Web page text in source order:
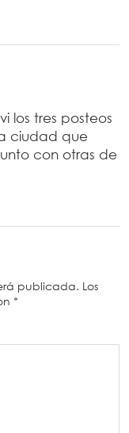
los tres posteos
ciudad que
con otras de
publicada. Los
*